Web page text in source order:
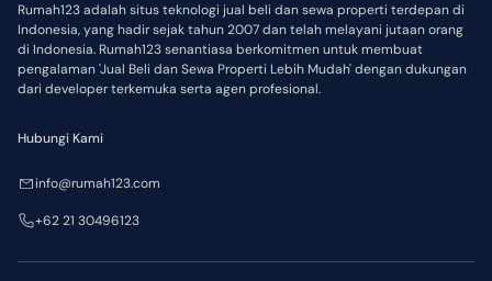
Rumah123 adalah situs teknologi jual beli dan sewa properti terdepan di
Indonesia, yang hadir sejak tahun 2007 dan telah melayani jutaan orang
di Indonesia. Rumah123 senantiasa berkomitmen untuk membuat
pengalaman 'Jual Beli dan Sewa Properti Lebih Mudah' dengan dukungan
dari developer terkemuka serta agen profesional.
Hubungi Kami
info@rumah123.com
+62 21 30496123